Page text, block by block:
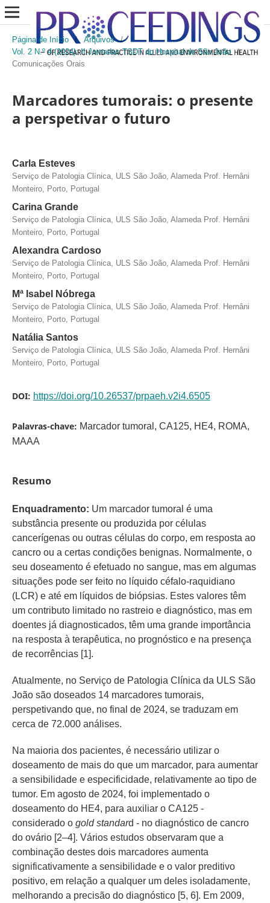
Página de Início / Arquivos
/
Vol. 2 N.º 4 (2024): II Jornadas TSDT do Hospital de São João
/
Comunicações Orais
Marcadores tumorais: o presente
a perspetivar o futuro
Carla Esteves
Serviço de Patologia Clínica, ULS São João, Alameda Prof. Hernâni
Monteiro, Porto, Portugal
Carina Grande
Serviço de Patologia Clínica, ULS São João, Alameda Prof. Hernâni
Monteiro, Porto, Portugal
Alexandra Cardoso
Serviço de Patologia Clínica, ULS São João, Alameda Prof. Hernâni
Monteiro, Porto, Portugal
Mª Isabel Nóbrega
Serviço de Patologia Clínica, ULS São João, Alameda Prof. Hernâni
Monteiro, Porto, Portugal
Natália Santos
Serviço de Patologia Clínica, ULS São João, Alameda Prof. Hernâni
Monteiro, Porto, Portugal
DOI: https://doi.org/10.26537/prpaeh.v2i4.6505
Palavras-chave: Marcador tumoral, CA125, HE4, ROMA,
MAAA
Resumo
Enquadramento: Um marcador tumoral é uma
substância presente ou produzida por células
cancerígenas ou outras células do corpo, em resposta ao
cancro ou a certas condições benignas. Normalmente, o
seu doseamento é efetuado no sangue, mas em algumas
situações pode ser feito no líquido céfalo-raquidiano
(LCR) e até em líquidos de biópsias. Estes valores têm
um contributo limitado no rastreio e diagnóstico, mas em
doentes já diagnosticados, têm uma grande importância
na resposta à terapêutica, no prognóstico e na presença
de recorrências [1].
Atualmente, no Serviço de Patologia Clínica da ULS São
João são doseados 14 marcadores tumorais,
perspetivando que, no final de 2024, se traduzam em
cerca de 72.000 análises.
Na maioria dos pacientes, é necessário utilizar o
doseamento de mais do que um marcador, para aumentar
a sensibilidade e especificidade, relativamente ao tipo de
tumor. Em agosto de 2024, foi implementado o
doseamento do HE4, para auxiliar o CA125 -
considerado o gold standard - no diagnóstico de cancro
do ovário [2–4]. Vários estudos observaram que a
combinação destes dois marcadores aumenta
significativamente a sensibilidade e o valor preditivo
positivo, em relação a qualquer um deles isoladamente,
melhorando a precisão do diagnóstico [5, 6]. Em 2009,